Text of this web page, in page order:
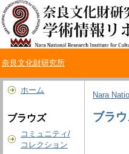
奈良文化財研究所
ホーム
ブラウズ
コミュニティ/
コレクション
Nara
ブラ